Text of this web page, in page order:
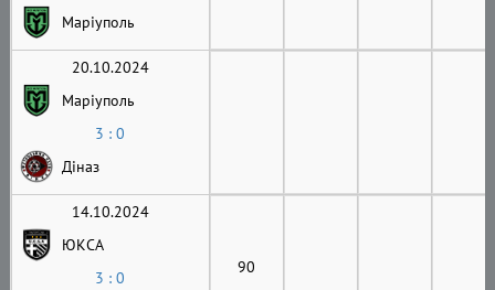
Маріуполь
20.10.2024
Маріуполь
3 : 0
Діназ
14.10.2024
ЮКСА
3 : 0
90